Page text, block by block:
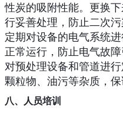
性炭的吸附性能。更换
行妥善处理，防止二次污
定期对设备的电气系统
正常运行，防止电气故障
对预处理设备和管道进
颗粒物、油污等杂质，保
八、人员培训